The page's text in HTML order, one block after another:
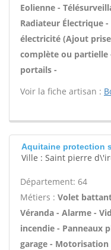
Eolienne -
Radiateur Électrique
électricité (Ajout
complète ou
portails -
Voir la fiche artisan :
Aquitaine protection
Ville : Saint pierre
Département: 64
Métiers : Volet
Véranda - Alarme -
incendie - Panneaux
garage -